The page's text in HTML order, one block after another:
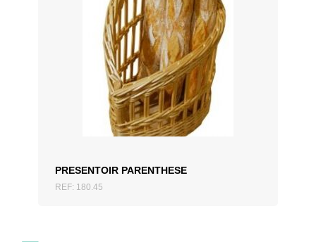
PRESENTOIR PARENTHESE
REF: 180.45
AJOUTER AU DEVIS